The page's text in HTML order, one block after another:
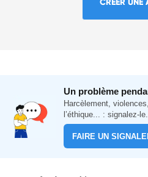
Un problème
Harcèlement,
l’éthique... : signalez-le.
FAIRE UN